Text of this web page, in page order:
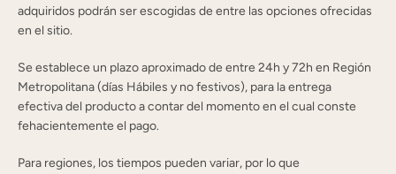
adquiridos podrán ser escogidas de entre las opciones ofrecidas
en el sitio.
Se establece un plazo aproximado de entre 24h y 72h en Región
Metropolitana (días Hábiles y no festivos), para la entrega
efectiva del producto a contar del momento en el cual conste
fehacientemente el pago.
Para regiones, los tiempos pueden variar, por lo que